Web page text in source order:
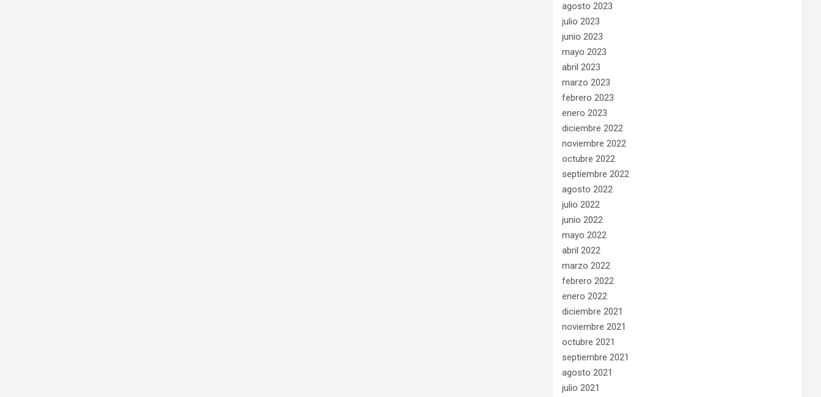
agosto 2023
julio 2023
junio 2023
mayo 2023
abril 2023
marzo 2023
febrero 2023
enero 2023
diciembre 2022
noviembre 2022
octubre 2022
septiembre 2022
agosto 2022
julio 2022
junio 2022
mayo 2022
abril 2022
marzo 2022
febrero 2022
enero 2022
diciembre 2021
noviembre 2021
octubre 2021
septiembre 2021
agosto 2021
julio 2021